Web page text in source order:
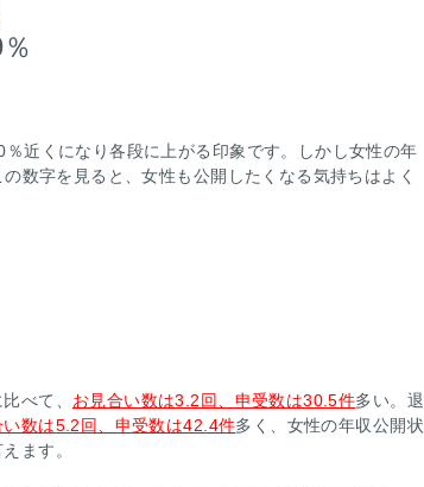
％
近くになり各段に上がる印象です。しかし女性の年
数字を見ると、女性も公開したくなる気持ちはよく
べて、 お見合い数は3.2回、申受数は30.5件多い。退
い数は5.2回、申受数は42.4件多く、女性の年収公開状
えます。